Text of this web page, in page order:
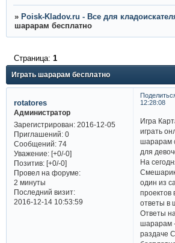
» Poisk-Kladov.ru - Все для
шарарам бесплатно
Играть шарарам бесплатно
Страница: 1
12:28:08
rotatores
Администратор
Зарегистрирован: 2016-12-05
Приглашений:0
Сообщений:74
Уважение: [+0/-0]
Позитив: [+0/-0]
Провел на форуме:
2 минуты
Последний визит:
2016-12-14 10:53:59
Игра
играть
шарарам
для
На
один из
проектов
ответы в
Ответы
шарарам
раздаче